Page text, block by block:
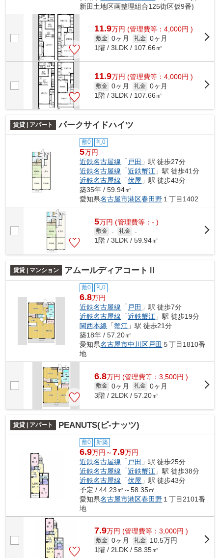
新田土地区画整理組合125街区仮9番)
11.9万円 (管理費等：4,000円 )
敷金 0ヶ月 礼金 0ヶ月
1階 / 3LDK / 107.66㎡
11.9万円 (管理費等：4,000円 )
敷金 0ヶ月 礼金 0ヶ月
1階 / 3LDK / 107.66㎡
賃貸 | アパート パークサイドハイツ
敷0 礼0
5万円
近鉄名古屋線 「 戸田 」駅 徒歩27分
近鉄名古屋線 「近鉄蟹江 」駅 徒歩41分
近鉄名古屋線 「伏屋 」駅 徒歩43分
築35年 / 59.94㎡
愛知県名古屋市港区春田野１丁目1402
5万円 (管理費等：- )
敷金 - 礼金 -
1階 / 3LDK / 59.94㎡
賃貸 | マンション アムールディアコートⅡ
敷0 礼0
6.8万円
近鉄名古屋線 「 戸田 」駅 徒歩7分
近鉄名古屋線 「近鉄蟹江 」駅 徒歩19分
関西本線 「蟹江 」駅 徒歩21分
築18年 / 57.20㎡
愛知県名古屋市中川区戸田 ５丁目1810番
地
6.8万円 (管理費等：3,500円 )
敷金 0ヶ月 礼金 0ヶ月
3階 / 2LDK / 57.20㎡
賃貸 | アパート PEANUTS(ピ-ナッツ)
敷0 新築
6.9万円～7.9万円
近鉄名古屋線 「 戸田 」駅 徒歩25分
近鉄名古屋線 「近鉄蟹江 」駅 徒歩38分
近鉄名古屋線 「伏屋 」駅 徒歩43分
予定 / 44.23㎡～58.35㎡
愛知県名古屋市港区春田野 １丁目2101番
地
7.9万円 (管理費等：3,000円 )
敷金 0ヶ月 礼金
10.5万円
1階 / 2LDK / 58.35㎡